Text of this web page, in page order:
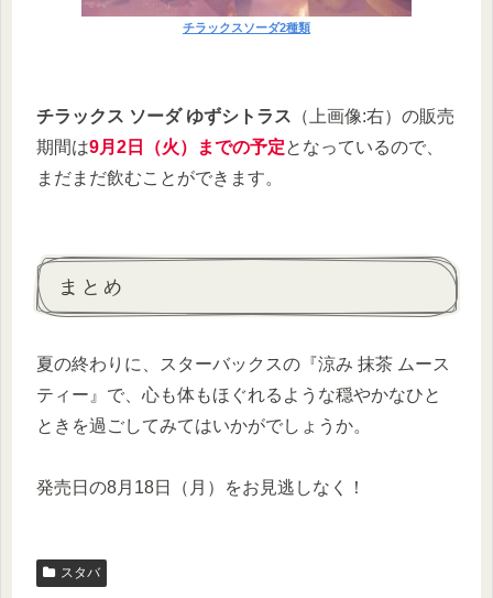
チラックスソーダ2種類
チラックス ソーダ ゆずシトラス （上画像:右）の販売
期間は9月2日（火）までの予定となっているので、
まだまだ飲むことができます。
まとめ
夏の終わりに、スターバックスの『涼み 抹茶 ムース
ティー』で、心も体もほぐれるような穏やかなひと
ときを過ごしてみてはいかがでしょうか。
発売日の8月18日（月）をお見逃しなく！
スタバ